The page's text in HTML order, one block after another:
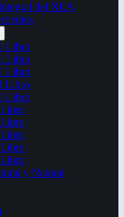
del NEA
Libro
Libro
Libro
Libro
Libro
Libro
Libro
y Natural